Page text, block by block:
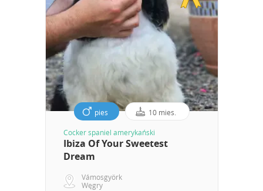
pies 10 mies.
Cocker spaniel amerykański
Ibiza Of Your Sweetest
Dream
Vámosgyörk
Węgry